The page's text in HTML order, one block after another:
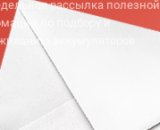
рассылка полезной
по подбору и
аккумуляторов